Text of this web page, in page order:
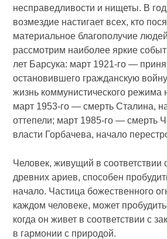
несправедливости и нищеты. В
возмездие настигает всех, кто
материальное благополучие
рассмотрим наиболее яркие
лет Барсука: март 1921-го —
остановившего гражданскую
жизнь коммунистического режима
март 1953-го — смерть Сталина,
оттепели; март 1985-го — смерть
власти Горбачева, начало
Человек, живущий в соответствии
древних ариев, способен
начало. Частица божественного
каждом человеке, может
когда он живет в соответствии с
в гармонии с природой.